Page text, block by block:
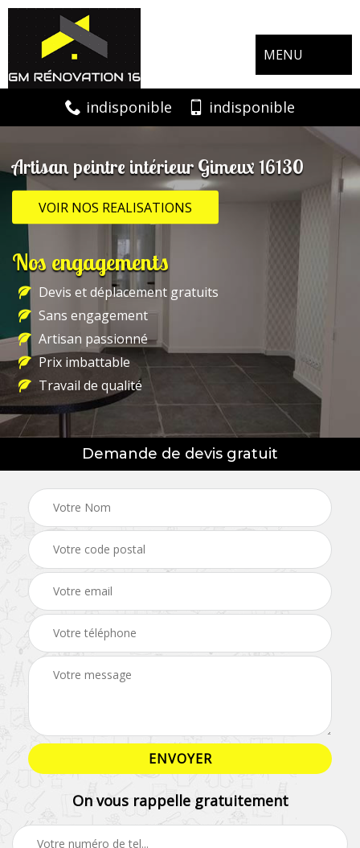
MENU
indisponible indisponible
Artisan peintre intérieur Gimeux 16130
VOIR NOS REALISATIONS
Nos engagements
Devis et déplacement gratuits
Sans engagement
Artisan passionné
Prix imbattable
Travail de qualité
Demande de devis gratuit
On vous rappelle gratuitement